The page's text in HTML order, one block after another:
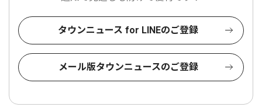
タウンニュース for LINEのご登録
メール版タウンニュースのご登録